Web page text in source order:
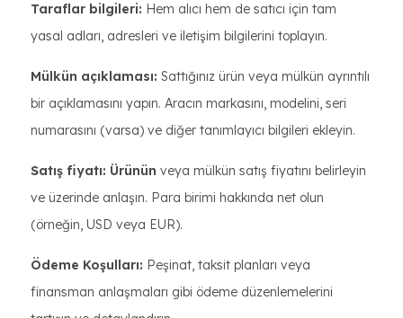
Taraflar bilgileri: Hem alıcı hem de satıcı için tam
yasal adları, adresleri ve iletişim bilgilerini toplayın.
Mülkün açıklaması: Sattığınız ürün veya mülkün ayrıntılı
bir açıklamasını yapın. Aracın markasını, modelini, seri
numarasını (varsa) ve diğer tanımlayıcı bilgileri ekleyin.
Satış fiyatı: Ürünün veya mülkün satış fiyatını belirleyin
ve üzerinde anlaşın. Para birimi hakkında net olun
(örneğin, USD veya EUR).
Ödeme Koşulları: Peşinat, taksit planları veya
finansman anlaşmaları gibi ödeme düzenlemelerini